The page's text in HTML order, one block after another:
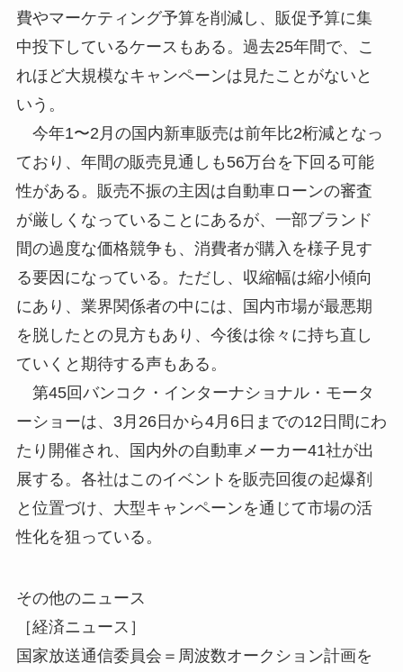
費やマーケティング予算を削減し、販促予算に集
中投下しているケースもある。過去25年間で、こ
れほど大規模なキャンペーンは見たことがないと
いう。
今年1〜2月の国内新車販売は前年比2桁減となっ
ており、年間の販売見通しも56万台を下回る可能
性がある。販売不振の主因は自動車ローンの審査
が厳しくなっていることにあるが、一部ブランド
間の過度な価格競争も、消費者が購入を様子見す
る要因になっている。ただし、収縮幅は縮小傾向
にあり、業界関係者の中には、国内市場が最悪期
を脱したとの見方もあり、今後は徐々に持ち直し
ていくと期待する声もある。
第45回バンコク・インターナショナル・モータ
ーショーは、3月26日から4月6日までの12日間にわ
たり開催され、国内外の自動車メーカー41社が出
展する。各社はこのイベントを販売回復の起爆剤
と位置づけ、大型キャンペーンを通じて市場の活
性化を狙っている。
その他のニュース
［経済ニュース］
国家放送通信委員会＝周波数オークション計画を